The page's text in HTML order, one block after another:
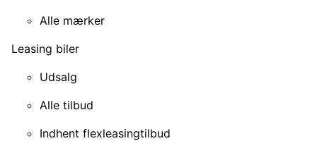
Alle mærker
Leasing biler
Udsalg
Alle tilbud
Indhent flexleasingtilbud